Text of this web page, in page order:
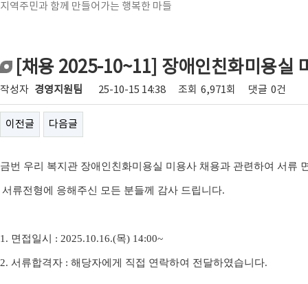
지역주민과 함께 만들어가는 행복한 마들
[채용 2025-10~11] 장애인친화미용실
작성자 경영지원팀 25-10-15 14:38 조회 6,971회 댓글 0건
이전글 다음글
금번 우리 복지관 장애인친화미용실 미용사 채용과 관련하여 서류
서류전형에 응해주신 모든 분들께 감사 드립니다.
1. 면접일시 : 2025.10.16.(목) 14:00~
2. 서류합격자 : 해당자에게 직접 연락하여 전달하였습니다.